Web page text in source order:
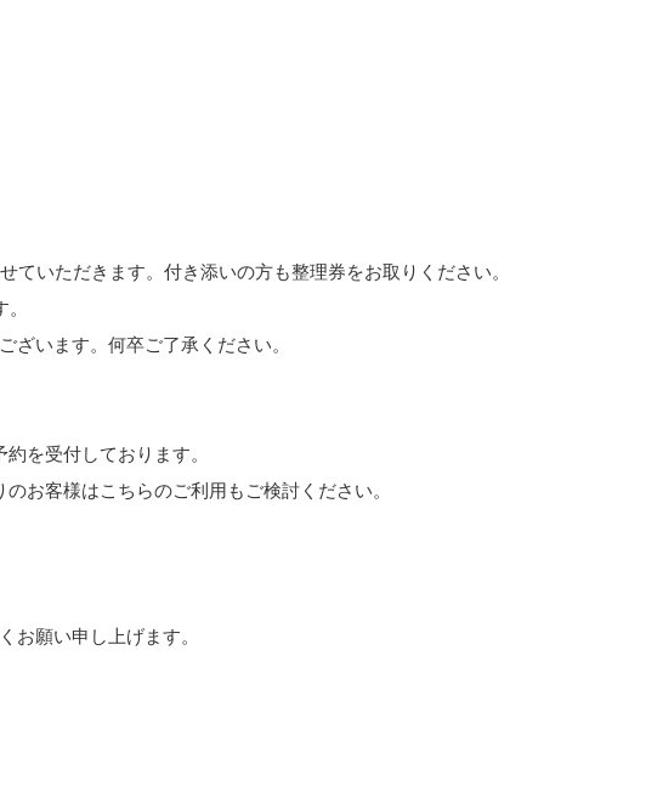
いただきます。付き添いの方も整理券をお取りください。
います。何卒ご了承ください。
を受付しております。
お客様はこちらのご利用もご検討ください。
お願い申し上げます。